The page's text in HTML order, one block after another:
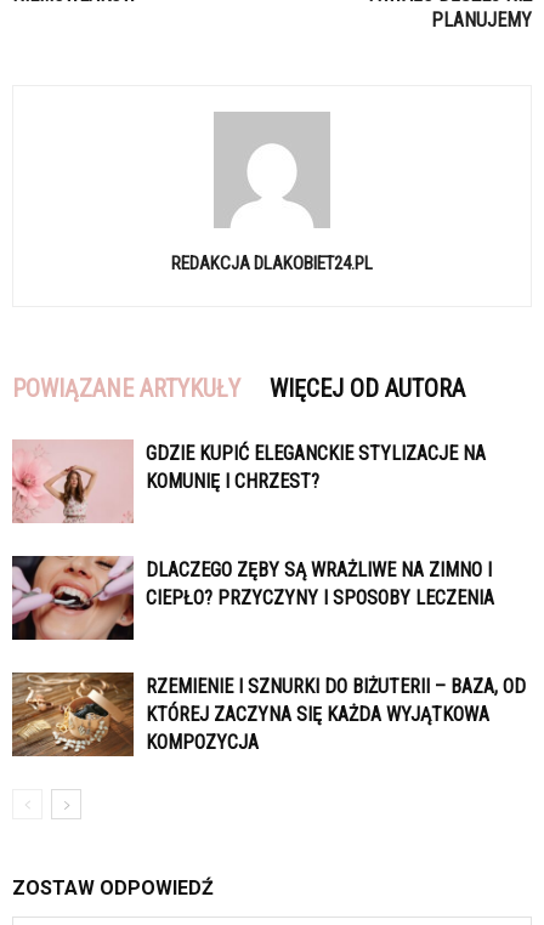
PLANUJEMY
REDAKCJA DLAKOBIET24.PL
POWIĄZANE ARTYKUŁY WIĘCEJ OD AUTORA
GDZIE KUPIĆ ELEGANCKIE STYLIZACJE NA
KOMUNIĘ I CHRZEST?
DLACZEGO ZĘBY SĄ WRAŻLIWE NA ZIMNO I
CIEPŁO? PRZYCZYNY I SPOSOBY LECZENIA
RZEMIENIE I SZNURKI DO BIŻUTERII – BAZA, OD
KTÓREJ ZACZYNA SIĘ KAŻDA WYJĄTKOWA
KOMPOZYCJA
ZOSTAW ODPOWIEDŹ